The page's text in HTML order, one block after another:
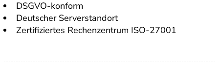
DSGVO-konform
Deutscher Serverstandort
Zertifiziertes Rechenzentrum ISO-27001